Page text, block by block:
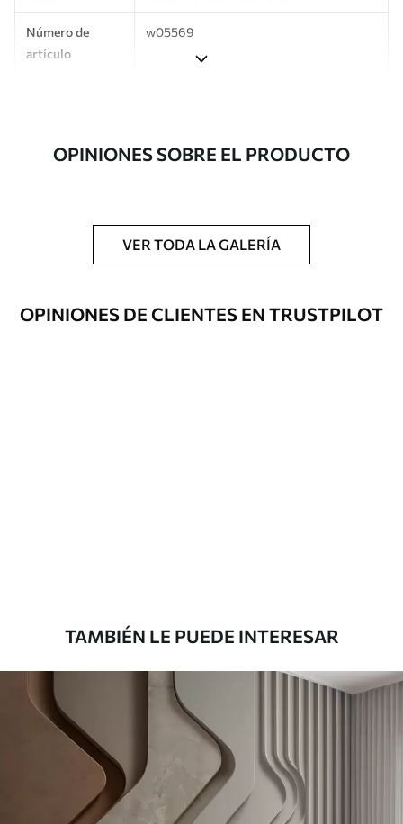
Número de
artículo
w05569
Adicionalmente
Disponible con recubrimiento de barniz
esponja suave. Los murales de pared con
recubrimiento de barniz pueden
Método de
Hasta 360 cm de altura: aplicación sin
Vinilo Premium
380416.67228250.00₲/m²
OPINIONES SOBRE EL PRODUCTO
VER TODA LA GALERÍA
OPINIONES DE CLIENTES EN TRUSTPILOT
TAMBIÉN LE PUEDE INTERESAR